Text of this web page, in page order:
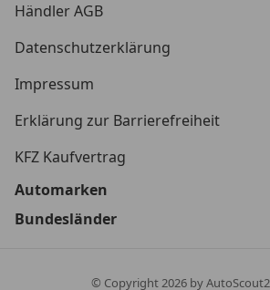
Händler AGB
Datenschutzerklärung
Impressum
Erklärung zur Barrierefreiheit
KFZ Kaufvertrag
Automarken
Bundesländer
© Copyright2026 by